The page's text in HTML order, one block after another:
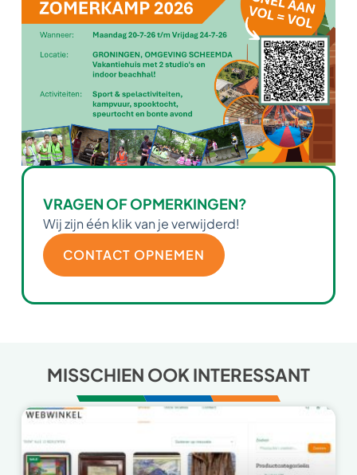
VRAGEN OF OPMERKINGEN?
Wij zijn één klik van je verwijderd!
CONTACT OPNEMEN
MISSCHIEN OOK INTERESSANT